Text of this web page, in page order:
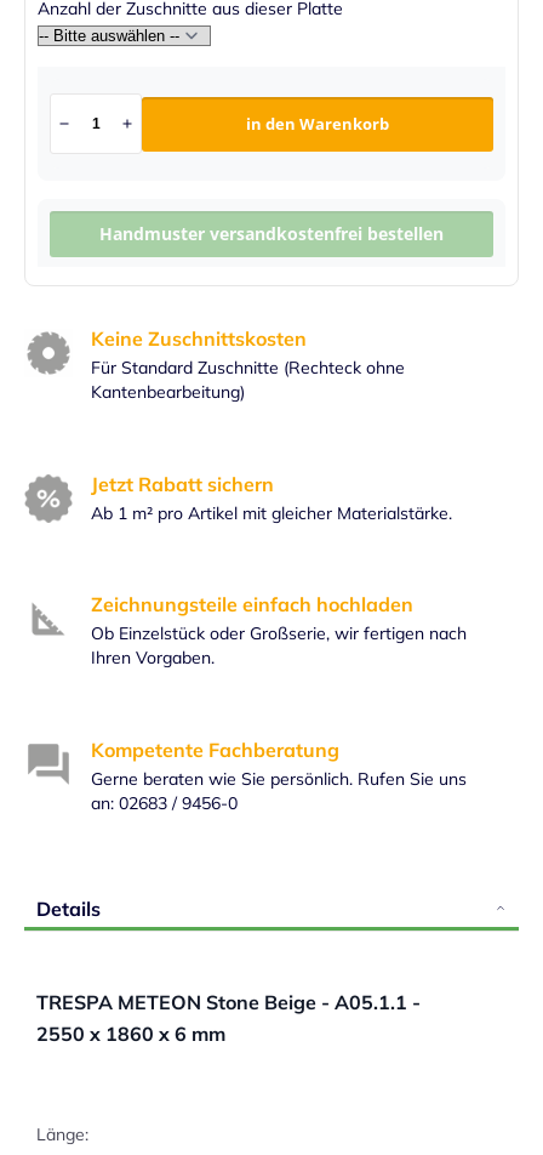
Anzahl der Zuschnitte aus dieser Platte
in den Warenkorb
Handmuster versandkostenfrei bestellen
Keine Zuschnittskosten
Für Standard Zuschnitte (Rechteck ohne
Kantenbearbeitung)
Jetzt Rabatt sichern
Ab 1 m² pro Artikel mit gleicher Materialstärke.
Zeichnungsteile einfach hochladen
Ob Einzelstück oder Großserie, wir fertigen nach
Ihren Vorgaben.
Kompetente Fachberatung
Gerne beraten wie Sie persönlich. Rufen Sie uns
an: 02683 / 9456-0
Details
TRESPA METEON Stone Beige - A05.1.1 -
2550 x 1860 x 6 mm
Länge: